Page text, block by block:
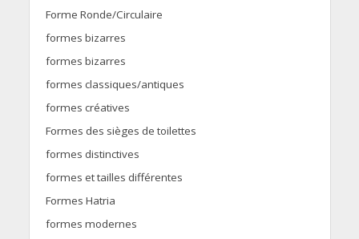
Forme Ronde/Circulaire
formes bizarres
formes bizarres
formes classiques/antiques
formes créatives
Formes des sièges de toilettes
formes distinctives
formes et tailles différentes
Formes Hatria
formes modernes